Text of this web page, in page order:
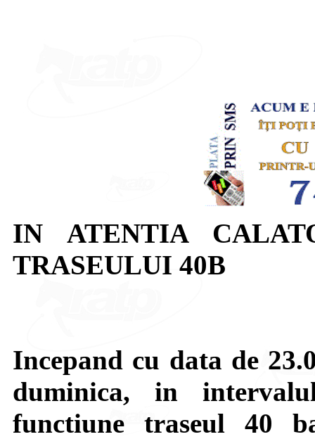
IN ATENTIA
TRASEULUI 40B
Incepand cu data de
duminica, in
functiune traseul 40